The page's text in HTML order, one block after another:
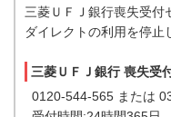
三菱ＵＦＪ銀行喪失受付
ダイレクトの利用を停止
三菱ＵＦＪ銀行 喪失受
0120-544-565 または